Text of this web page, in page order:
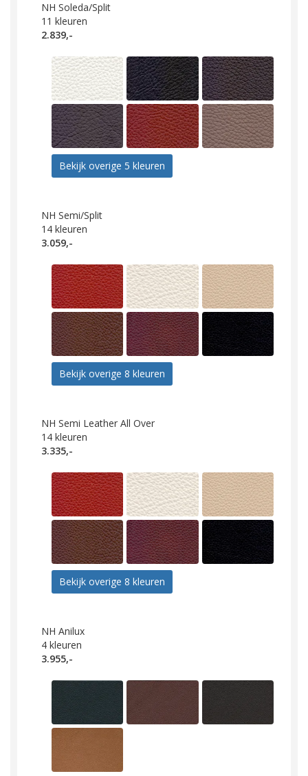
NH Soleda/Split
11 kleuren
2.839,-
Bekijk overige 5 kleuren
NH Semi/Split
14 kleuren
3.059,-
Bekijk overige 8 kleuren
NH Semi Leather All Over
14 kleuren
3.335,-
Bekijk overige 8 kleuren
NH Anilux
4 kleuren
3.955,-